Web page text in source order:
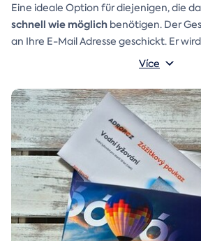
Eine ideale Option für diejenigen, die
schnell wie möglich benötigen. Der
an Ihre E-Mail Adresse geschickt. Er
und einer Aufschrift versehen, die Sie
ausschneiden und zusammenkleben
der E-Mail enthalten.
Více